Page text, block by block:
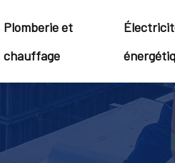
Plomberie et
chauffage